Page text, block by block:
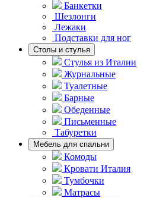
Банкетки
Шезлонги
Лежаки
Подставки для ног
Столы и стулья
Стулья из Италии
Журнальные
Туалетные
Барные
Обеденные
Письменные
Табуретки
Мебель для спальни
Комоды
Кровати Италия
Тумбочки
Матрасы